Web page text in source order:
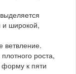
и широкой,
ветвление.
роста,
к пяти